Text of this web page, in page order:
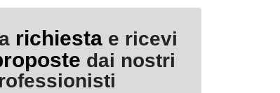
richiesta e ricevi
dai nostri